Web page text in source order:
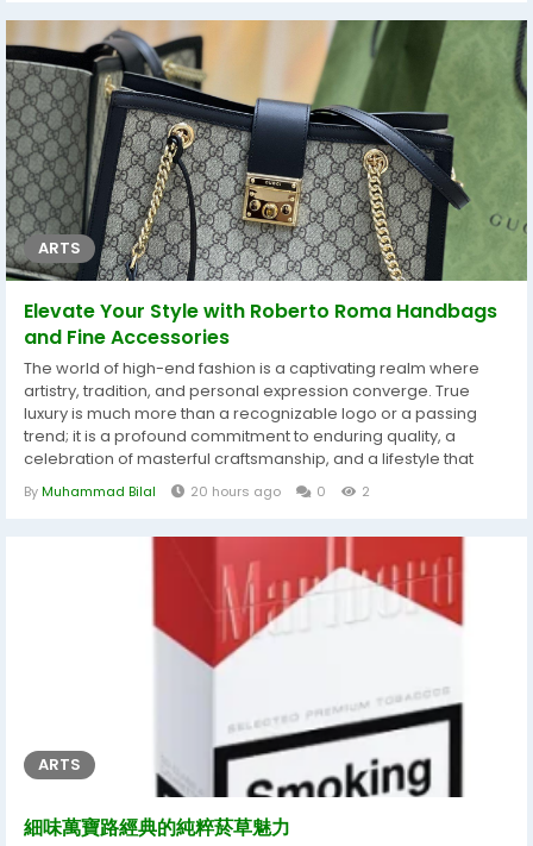
Each requires a different...
ARTS
Elevate Your Style with Roberto Roma Handbags
and Fine Accessories
The world of high-end fashion is a captivating realm where
artistry, tradition, and personal expression converge. True
luxury is much more than a recognizable logo or a passing
trend; it is a profound commitment to enduring quality, a
celebration of masterful craftsmanship, and a lifestyle that
values the exceptional over the ordinary. When you curate a
wardrobe filled with premium pieces, you are not merely
ByMuhammad Bilal 20 hours ago 0 2
ARTS
細味萬寶路經典的純粹菸草魅力